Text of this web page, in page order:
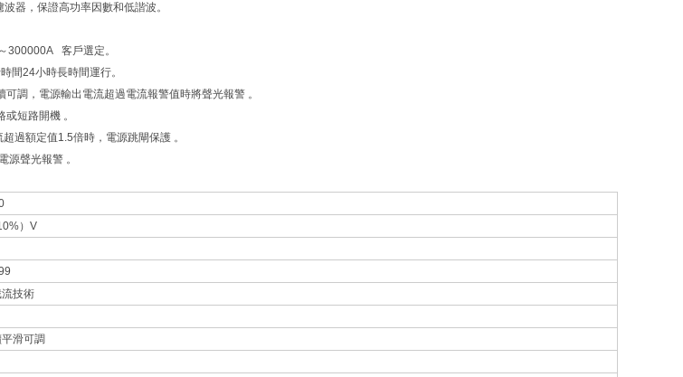
器，保證高功率因數和低諧波。
300000A 客戶選定。
間24小時長時間運行。
調，電源輸出電流超過電流報警值時將聲光報警 。
短路開機 。
過額定值1.5倍時，電源跳閘保護 。
源聲光報警 。
）V
技術
滑可調